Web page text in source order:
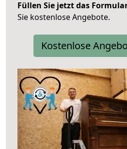
Füllen Sie jetzt das
Sie kostenlose Angebote.
Kostenlose